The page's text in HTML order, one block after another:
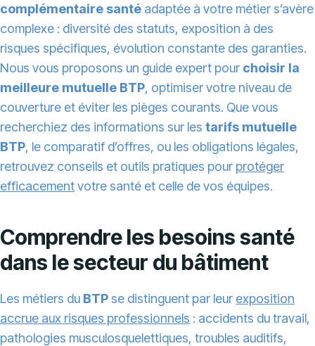
complémentaire santé adaptée à votre métier s’avère
complexe : diversité des statuts, exposition à des
risques spécifiques, évolution constante des garanties.
Nous vous proposons un guide expert pour choisir la
meilleure mutuelle BTP, optimiser votre niveau de
couverture et éviter les pièges courants. Que vous
recherchiez des informations sur les tarifs mutuelle
BTP, le comparatif d’offres, ou les obligations légales,
retrouvez conseils et outils pratiques pour protéger
efficacementvotre santé et celle de vos équipes.
Comprendre les besoins santé
dans le secteur du bâtiment
Les métiers du BTP se distinguent par leur exposition
accrue aux risques professionnels : accidents du travail,
pathologies musculosquelettiques, troubles auditifs,